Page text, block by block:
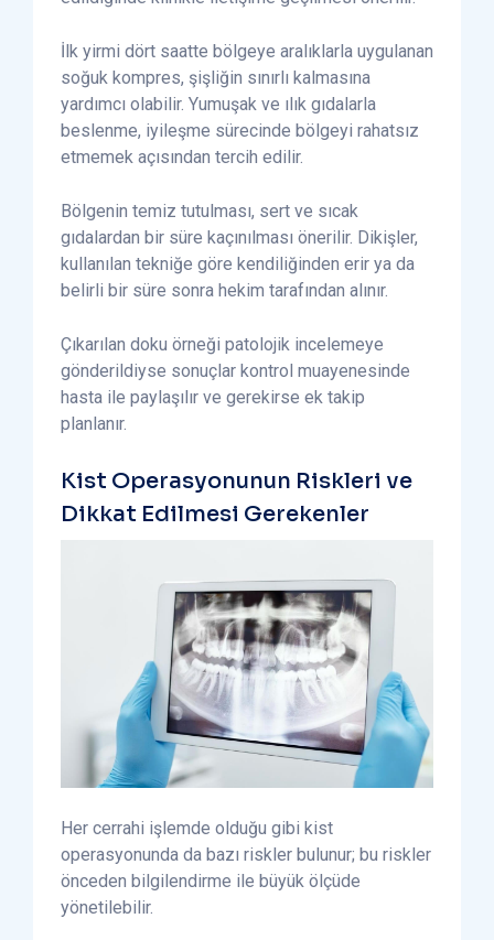
İlk yirmi dört saatte bölgeye aralıklarla uygulanan
soğuk kompres, şişliğin sınırlı kalmasına
yardımcı olabilir. Yumuşak ve ılık gıdalarla
beslenme, iyileşme sürecinde bölgeyi rahatsız
etmemek açısından tercih edilir.
Bölgenin temiz tutulması, sert ve sıcak
gıdalardan bir süre kaçınılması önerilir. Dikişler,
kullanılan tekniğe göre kendiliğinden erir ya da
belirli bir süre sonra hekim tarafından alınır.
Çıkarılan doku örneği patolojik incelemeye
gönderildiyse sonuçlar kontrol muayenesinde
hasta ile paylaşılır ve gerekirse ek takip
planlanır.
Kist Operasyonunun Riskleri ve
Dikkat Edilmesi Gerekenler
Her cerrahi işlemde olduğu gibi kist
operasyonunda da bazı riskler bulunur; bu riskler
önceden bilgilendirme ile büyük ölçüde
yönetilebilir.